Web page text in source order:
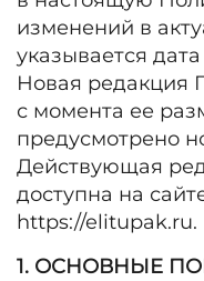
изменений в
указывается
Новая редакция
с момента ее
предусмотрено
Действующая
доступна на
https://elitupak.ru.
1. ОСНОВНЫЕ